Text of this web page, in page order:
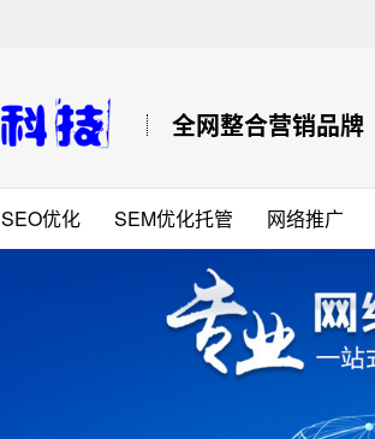
全网整合营销品牌
SEO优化 SEM优化托管 网络推广